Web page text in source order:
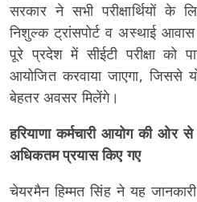
सरकार ने सभी परीक्षार्थियों के
निशुल्क ट्रांसपोर्ट व अस्थाई
पूरे प्रदेश में सीईटी परीक्षा को
आयोजित करवाया जाएगा, जिससे
बेहतर अवसर मिलेंगे।
हरियाणा कर्मचारी आयोग की ओर से
अधिकतम प्रयास किए गए
चेयरमैन हिम्मत सिंह ने यह